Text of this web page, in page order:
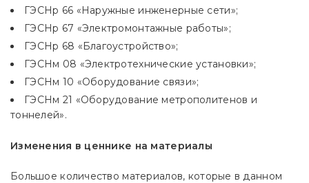
ГЭСНр 66 «Наружные инженерные сети»;
ГЭСНр 67 «Электромонтажные работы»;
ГЭСНр 68 «Благоустройство»;
ГЭСНм 08 «Электротехнические установки»;
ГЭСНм 10 «Оборудование связи»;
ГЭСНм 21 «Оборудование метрополитенов и
тоннелей».
Изменения в ценнике на материалы
Большое количество материалов, которые в данном